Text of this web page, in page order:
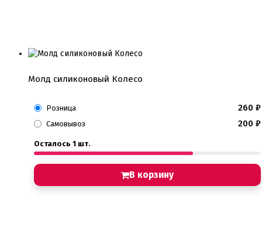
Молд силиконовый Колесо
Розница 260 ₽
Самовывоз 200 ₽
Осталось 1 шт.
В корзину